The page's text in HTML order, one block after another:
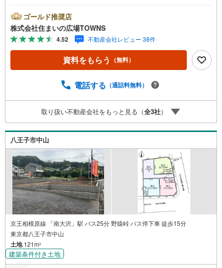
す。住みやすい空間の条件の1つに前面道路が6m以上ある
ところを入れてみては。第一種低層住居専用地域では主に1
～2階建ての低層住宅がゆったりと立ち並ぶような住宅街が
形成される傾向にあります。周辺環境が好条件でニーズの
高い住宅用地です。【年中無休/9:00～21:00】人気物件は
特にお問い合わせが集中するため、お早めにお電話下さ
見学がスムーズです。■その他、各種ご相談も承っておりま
ン■住まいの広場TOWNSからお客様へ経験豊富なスタッフ
が親身になってお客様に合った物件をご紹介させて頂きま
す！ /他社様掲載物件も併せてご紹介可能ですのでお気軽に
お問い合わせ下さい♪駐車場もございますので、お車での
お越しも大歓迎です！
ゴールド推奨店
株式会社住まいの広場TOWNS
4.52 不動産会社レビュー 38件
資料をもらう （無料）
電話する （通話料無料）
取り扱い不動産会社をもっと見る（全3社）
八王子市中山
京王相模原線 「南大沢」駅 バス25分 野猿峠 バス停下車 徒歩15分
東京都八王子市中山
土地121m2
建築条件付き土地